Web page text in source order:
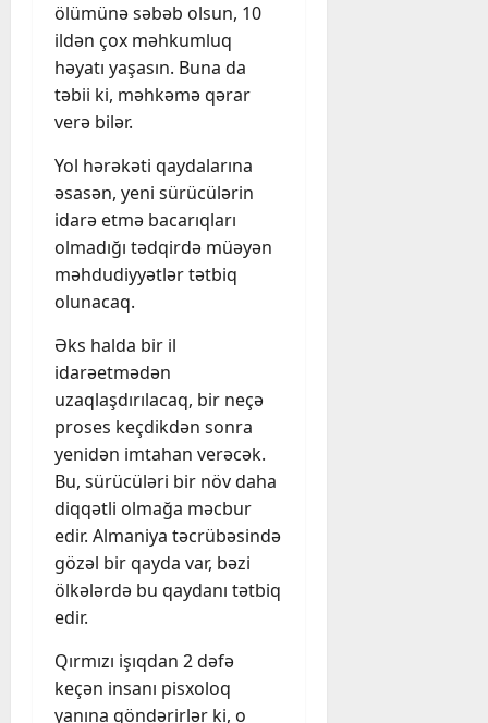
ölümünə səbəb olsun, 10
ildən çox məhkumluq
həyatı yaşasın. Buna da
təbii ki, məhkəmə qərar
verə bilər.
Yol hərəkəti qaydalarına
əsasən, yeni sürücülərin
idarə etmə bacarıqları
olmadığı tədqirdə müəyən
məhdudiyyətlər tətbiq
olunacaq.
Əks halda bir il
idarəetmədən
uzaqlaşdırılacaq, bir neçə
proses keçdikdən sonra
yenidən imtahan verəcək.
Bu, sürücüləri bir növ daha
diqqətli olmağa məcbur
edir. Almaniya təcrübəsində
gözəl bir qayda var, bəzi
ölkələrdə bu qaydanı tətbiq
edir.
Qırmızı işıqdan 2 dəfə
keçən insanı pisxoloq
yanına göndərirlər ki, o